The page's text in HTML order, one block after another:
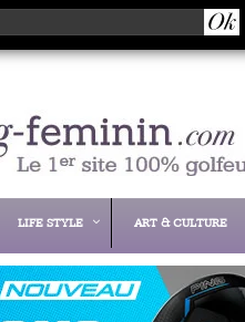
LIFE STYLE ART & CULTURE